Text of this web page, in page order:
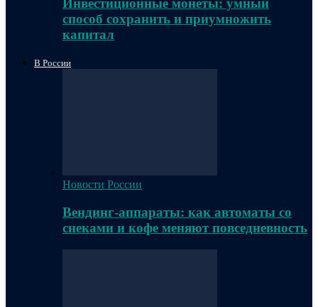
Инвестиционные монеты: умный
способ сохранить и приумножить
капитал
В России
Новости России
Вендинг-аппараты: как автоматы со
снеками и кофе меняют повседневность